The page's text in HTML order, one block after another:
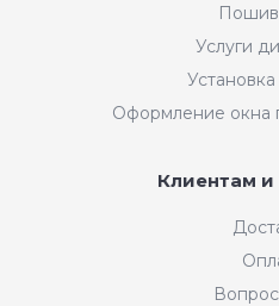
Услуги
Оформление окна
Клиентам